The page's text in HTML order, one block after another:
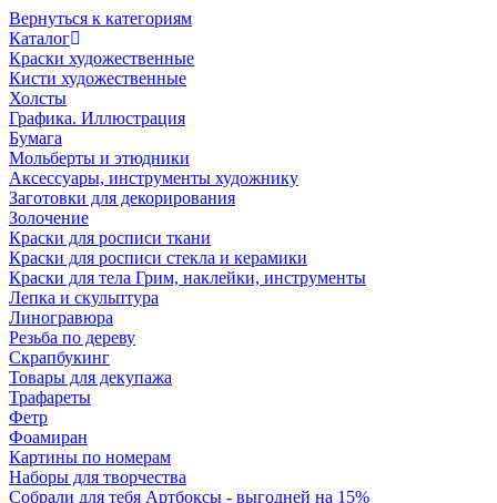
Вернуться к категориям
Каталог
Краски художественные
Кисти художественные
Холсты
Графика. Иллюстрация
Бумага
Мольберты и этюдники
Аксессуары, инструменты художнику
Заготовки для декорирования
Золочение
Краски для росписи ткани
Краски для росписи стекла и керамики
Краски для тела Грим, наклейки, инструменты
Лепка и скульптура
Линогравюра
Резьба по дереву
Скрапбукинг
Товары для декупажа
Трафареты
Фетр
Фоамиран
Картины по номерам
Наборы для творчества
Собрали для тебя Артбоксы - выгодней на 15%